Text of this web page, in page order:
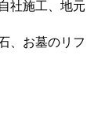
社施工、地元
、お墓のリフ